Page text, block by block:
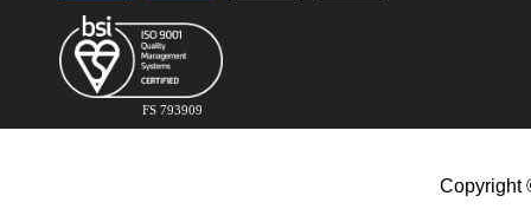
FS 793909
Copyright